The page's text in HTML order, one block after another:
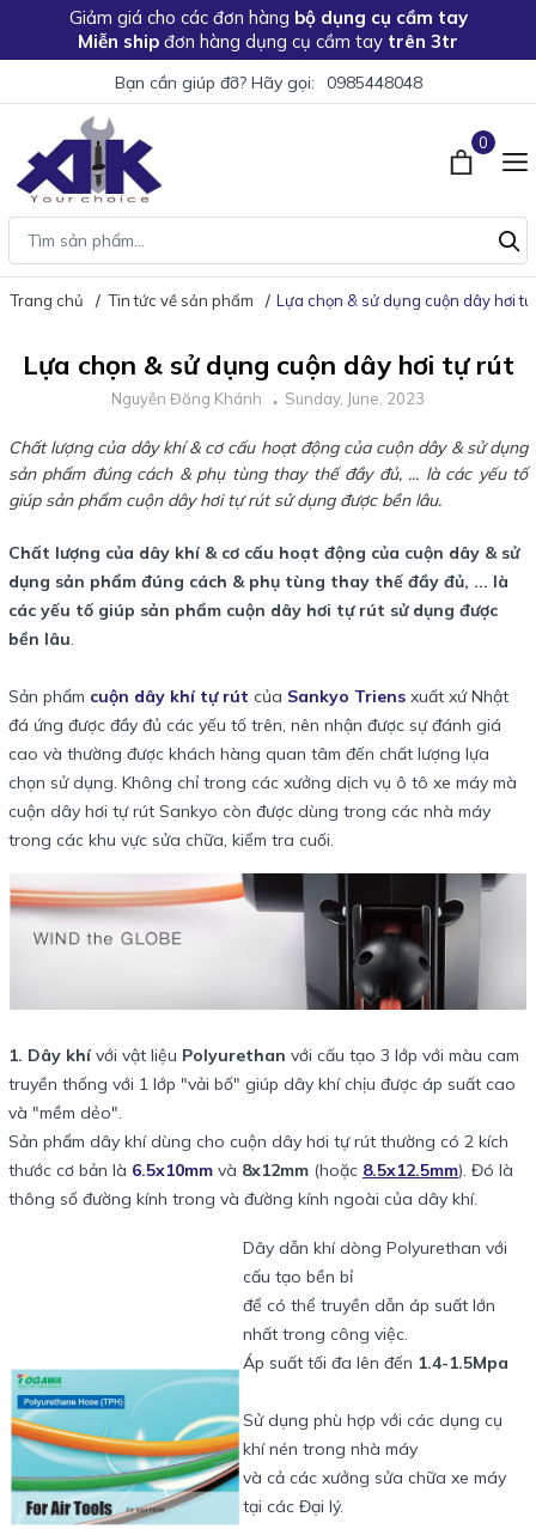
Giảm giá cho các đơn hàng bộ dụng cụ cầm tay
Miễn ship đơn hàng dụng cụ cầm tay trên 3tr
Bạn cần giúp đỡ? Hãy gọi: 0985448048
0
Trang chủ Tin tức về sản phẩm Lựa chọn & sử dụng cuộn dây hơi
Lựa chọn & sử dụng cuộn dây hơi tự rút
Nguyễn Đăng Khánh Sunday, June, 2023
Chất lượng của dây khí & cơ cấu hoạt động của cuộn dây & sử dụng
sản phẩm đúng cách & phụ tùng thay thế đầy đủ, ... là các yếu tố
giúp sản phẩm cuộn dây hơi tự rút sử dụng được bền lâu.
Chất lượng của dây khí & cơ cấu hoạt động của cuộn dây & sử
dụng sản phẩm đúng cách & phụ tùng thay thế đầy đủ, ... là
các yếu tố giúp sản phẩm cuộn dây hơi tự rút sử dụng được
bền lâu.
Sản phẩm cuộn dây khí tự rút của Sankyo Triens xuất xứ Nhật
đá ứng được đầy đủ các yếu tố trên, nên nhận được sự đánh giá
cao và thường được khách hàng quan tâm đến chất lượng lựa
chọn sử dụng. Không chỉ trong các xưởng dịch vụ ô tô xe máy mà
cuộn dây hơi tự rút Sankyo còn được dùng trong các nhà máy
trong các khu vực sửa chữa, kiểm tra cuối.
1. Dây khívới vật liệu Polyurethan với cấu tạo 3 lớp với màu cam
truyền thống với 1 lớp "vải bố" giúp dây khí chịu được áp suất cao
và "mềm dẻo".
Sản phẩm dây khí dùng cho cuộn dây hơi tự rút thường có 2 kích
thước cơ bản là 6.5x10mm và 8x12mm (hoặc 8.5x12.5mm). Đó là
thông số đường kính trong và đường kính ngoài của dây khí.
Dây dẫn khí dòng Polyurethan với
cấu tạo bền bỉ
để có thể truyền dẫn áp suất lớn
nhất trong công việc.
Áp suất tối đa lên đến 1.4-1.5Mpa
Sử dụng phù hợp với các dụng cụ
khí nén trong nhà máy
và cả các xưởng sửa chữa xe máy
tại các Đại lý.